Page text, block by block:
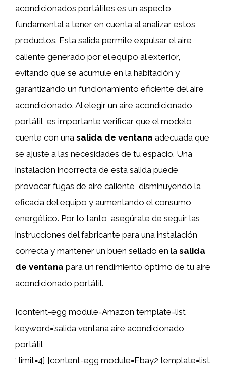
acondicionados portátiles es un aspecto
fundamental a tener en cuenta al analizar estos
productos. Esta salida permite expulsar el aire
caliente generado por el equipo al exterior,
evitando que se acumule en la habitación y
garantizando un funcionamiento eficiente del aire
acondicionado. Al elegir un aire acondicionado
portátil, es importante verificar que el modelo
cuente con una salida de ventana adecuada que
se ajuste a las necesidades de tu espacio. Una
instalación incorrecta de esta salida puede
provocar fugas de aire caliente, disminuyendo la
eficacia del equipo y aumentando el consumo
energético. Por lo tanto, asegúrate de seguir las
instrucciones del fabricante para una instalación
correcta y mantener un buen sellado en la salida
de ventana para un rendimiento óptimo de tu aire
acondicionado portátil.
[content-egg module=Amazon template=list
keyword=’salida ventana aire acondicionado
portátil
‘ limit=4] [content-egg module=Ebay2 template=list